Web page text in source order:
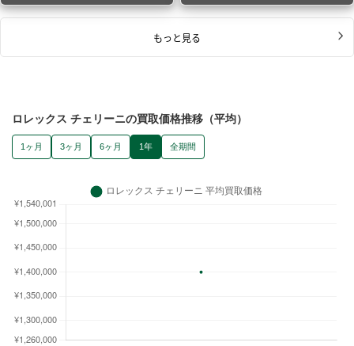
もっと見る
ロレックス チェリーニの買取価格推移（平均）
1ヶ月 3ヶ月 6ヶ月 1年 全期間